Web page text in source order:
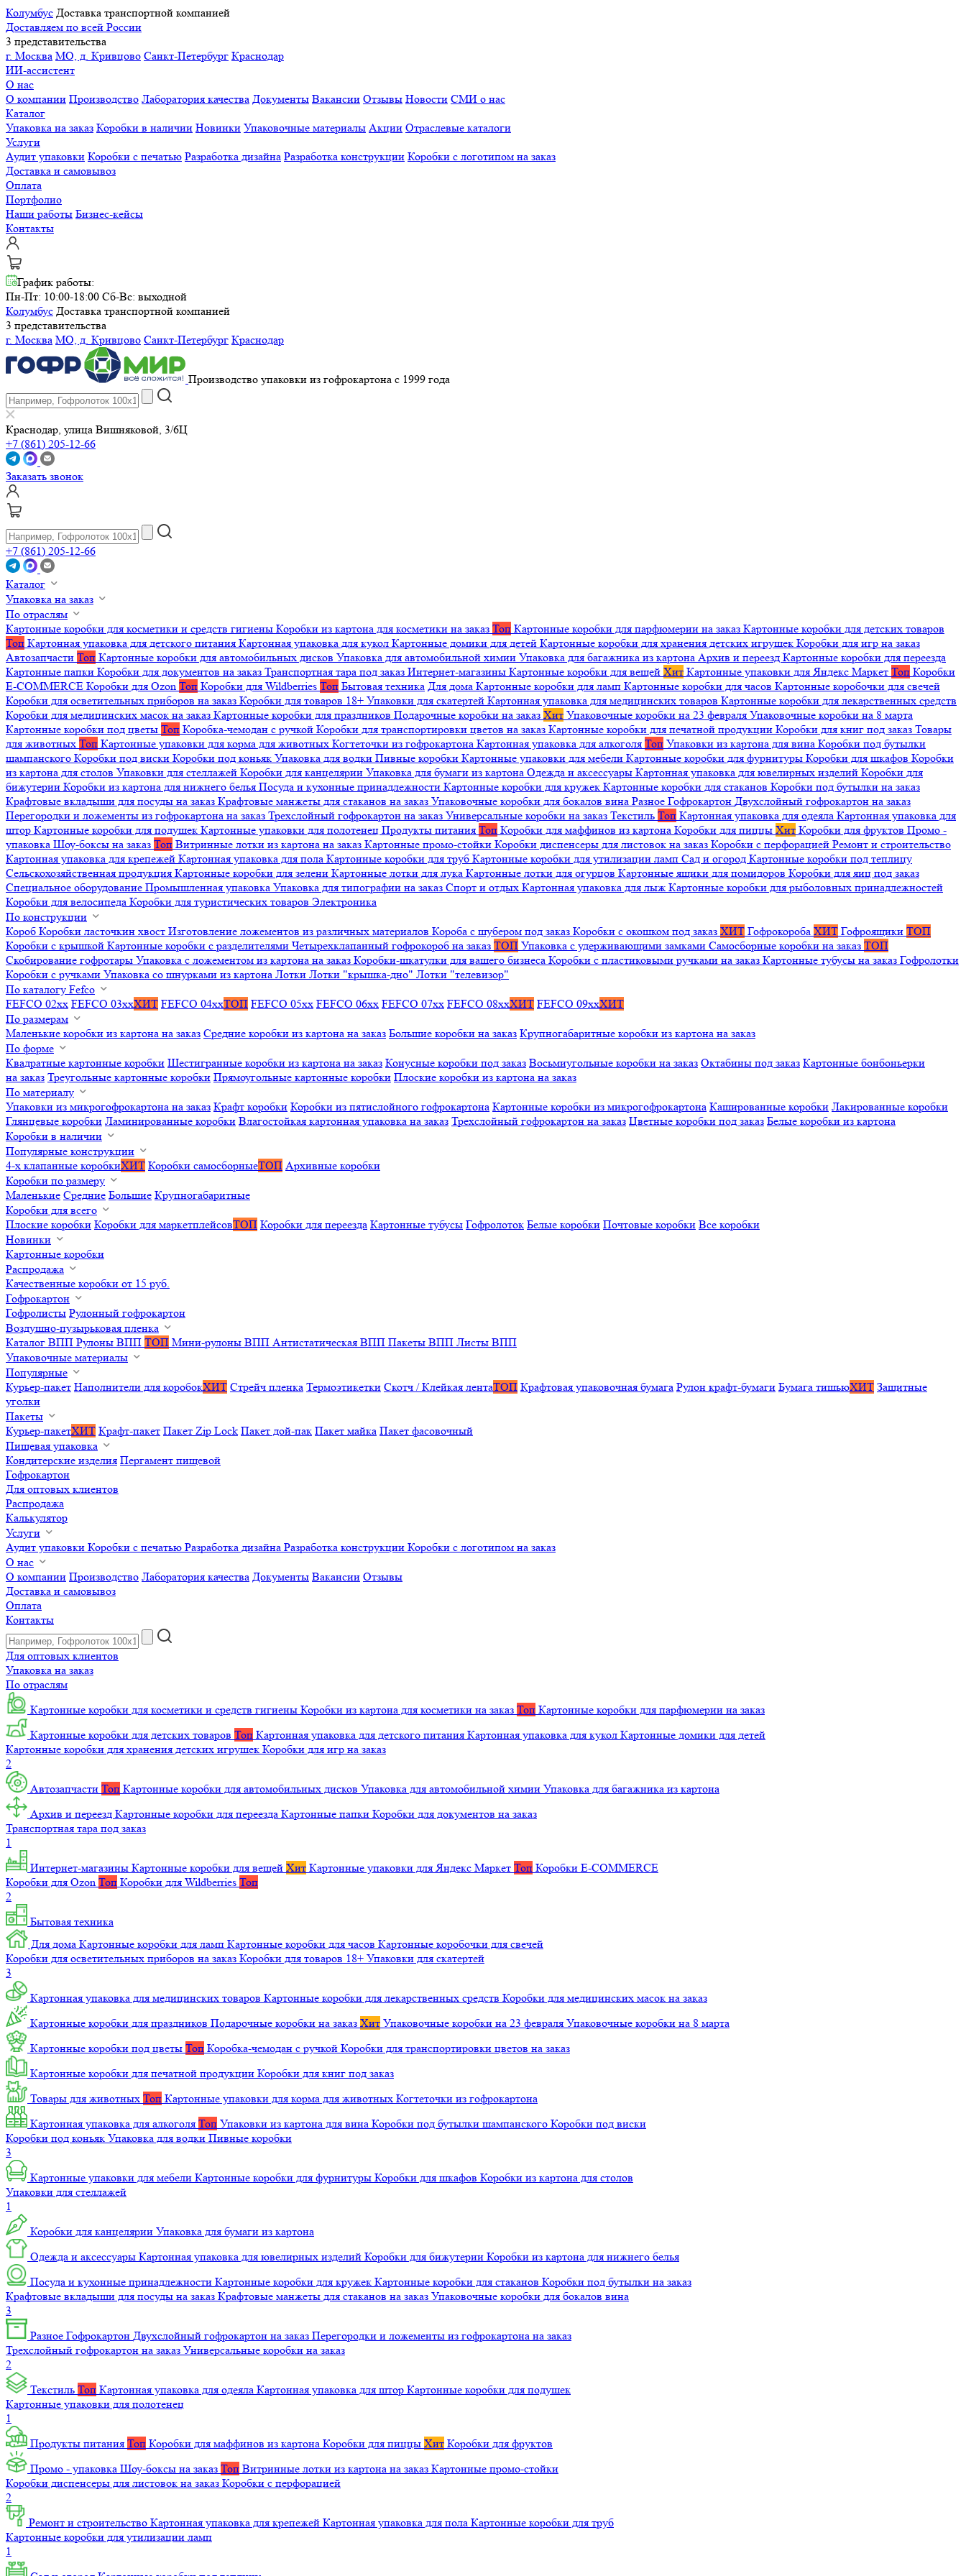
Колумбус Доставка транспортной компанией
Доставляем по всей России
3 представительства
г. Москва МО, д. Кривцово Санкт-Петербург Краснодар
ИИ-ассистент
О нас
О компании Производство Лаборатория качества Документы Вакансии Отзывы Новости СМИ о нас
Каталог
Упаковка на заказ Коробки в наличии Новинки Упаковочные материалы Акции Отраслевые каталоги
Услуги
Аудит упаковки Коробки с печатью Разработка дизайна Разработка конструкции Коробки с логотипом на заказ
Доставка и самовывоз
Оплата
Портфолио
Наши работы Бизнес-кейсы
Контакты
График работы:
Пн-Пт: 10:00-18:00 Сб-Вс: выходной
Колумбус Доставка транспортной компанией
3 представительства
г. Москва МО, д. Кривцово Санкт-Петербург Краснодар
Производство упаковки из гофрокартона с 1999 года
Краснодар, улица Вишняковой, 3/6Ц
+7 (861) 205-12-66
Заказать звонок
+7 (861) 205-12-66
Каталог
Упаковка на заказ
По отраслям
Картонные коробки для косметики и средств гигиены Коробки из картона для косметики на заказ Топ Картонные коробки для парфюмерии на заказ Картонные коробки для детских товаров
Топ Картонная упаковка для детского питания Картонная упаковка для кукол Картонные домики для детей Картонные коробки для хранения детских игрушек Коробки для игр на заказ
Автозапчасти Топ Картонные коробки для автомобильных дисков Упаковка для автомобильной химии Упаковка для багажника из картона Архив и переезд Картонные коробки для переезда
Картонные папки Коробки для документов на заказ Транспортная тара под заказ Интернет-магазины Картонные коробки для вещей Хит Картонные упаковки для Яндекс Маркет Топ Коробки
E-COMMERCE Коробки для Ozon Топ Коробки для Wildberries Топ Бытовая техника Для дома Картонные коробки для ламп Картонные коробки для часов Картонные коробочки для свечей
Коробки для осветительных приборов на заказ Коробки для товаров 18+ Упаковки для скатертей Картонная упаковка для медицинских товаров Картонные коробки для лекарственных средств
Коробки для медицинских масок на заказ Картонные коробки для праздников Подарочные коробки на заказ Хит Упаковочные коробки на 23 февраля Упаковочные коробки на 8 марта
Картонные коробки под цветы Топ Коробка-чемодан с ручкой Коробки для транспортировки цветов на заказ Картонные коробки для печатной продукции Коробки для книг под заказ Товары
для животных Топ Картонные упаковки для корма для животных Когтеточки из гофрокартона Картонная упаковка для алкоголя Топ Упаковки из картона для вина Коробки под бутылки
шампанского Коробки под виски Коробки под коньяк Упаковка для водки Пивные коробки Картонные упаковки для мебели Картонные коробки для фурнитуры Коробки для шкафов Коробки
из картона для столов Упаковки для стеллажей Коробки для канцелярии Упаковка для бумаги из картона Одежда и аксессуары Картонная упаковка для ювелирных изделий Коробки для
бижутерии Коробки из картона для нижнего белья Посуда и кухонные принадлежности Картонные коробки для кружек Картонные коробки для стаканов Коробки под бутылки на заказ
Крафтовые вкладыши для посуды на заказ Крафтовые манжеты для стаканов на заказ Упаковочные коробки для бокалов вина Разное Гофрокартон Двухслойный гофрокартон на заказ
Перегородки и ложементы из гофрокартона на заказ Трехслойный гофрокартон на заказ Универсальные коробки на заказ Текстиль Топ Картонная упаковка для одеяла Картонная упаковка для
штор Картонные коробки для подушек Картонные упаковки для полотенец Продукты питания Топ Коробки для маффинов из картона Коробки для пиццы Хит Коробки для фруктов Промо -
упаковка Шоу-боксы на заказ Топ Витринные лотки из картона на заказ Картонные промо-стойки Коробки диспенсеры для листовок на заказ Коробки с перфорацией Ремонт и строительство
Картонная упаковка для крепежей Картонная упаковка для пола Картонные коробки для труб Картонные коробки для утилизации ламп Сад и огород Картонные коробки под теплицу
Сельскохозяйственная продукция Картонные коробки для зелени Картонные лотки для лука Картонные лотки для огурцов Картонные ящики для помидоров Коробки для яиц под заказ
Специальное оборудование Промышленная упаковка Упаковка для типографии на заказ Спорт и отдых Картонная упаковка для лыж Картонные коробки для рыболовных принадлежностей
Коробки для велосипеда Коробки для туристических товаров Электроника
По конструкции
Короб Коробки ласточкин хвост Изготовление ложементов из различных материалов Короба с шубером под заказ Коробки с окошком под заказ ХИТ Гофрокороба ХИТ Гофроящики ТОП
Коробки с крышкой Картонные коробки с разделителями Четырехклапанный гофрокороб на заказ ТОП Упаковка с удерживающими замками Самосборные коробки на заказ ТОП
Скобирование гофротары Упаковка с ложементом из картона на заказ Коробки-шкатулки для вашего бизнеса Коробки с пластиковыми ручками на заказ Картонные тубусы на заказ Гофролотки
Коробки с ручками Упаковка со шнурками из картона Лотки Лотки "крышка-дно" Лотки "телевизор"
По каталогу Fefco
FEFCO 02xx FEFCO 03xxХИТ FEFCO 04xxТОП FEFCO 05xx FEFCO 06xx FEFCO 07xx FEFCO 08xxХИТ FEFCO 09xxХИТ
По размерам
Маленькие коробки из картона на заказ Средние коробки из картона на заказ Большие коробки на заказ Крупногабаритные коробки из картона на заказ
По форме
Квадратные картонные коробки Шестигранные коробки из картона на заказ Конусные коробки под заказ Восьмиугольные коробки на заказ Октабины под заказ Картонные бонбоньерки
на заказ Треугольные картонные коробки Прямоугольные картонные коробки Плоские коробки из картона на заказ
По материалу
Упаковки из микрогофрокартона на заказ Крафт коробки Коробки из пятислойного гофрокартона Картонные коробки из микрогофрокартона Кашированные коробки Лакированные коробки
Глянцевые коробки Ламинированные коробки Влагостойкая картонная упаковка на заказ Трехслойный гофрокартон на заказ Цветные коробки под заказ Белые коробки из картона
Коробки в наличии
Популярные конструкции
4-х клапанные коробкиХИТ Коробки самосборныеТОП Архивные коробки
Коробки по размеру
Маленькие Средние Большие Крупногабаритные
Коробки для всего
Плоские коробки Коробки для маркетплейсовТОП Коробки для переезда Картонные тубусы Гофролоток Белые коробки Почтовые коробки Все коробки
Новинки
Картонные коробки
Распродажа
Качественные коробки от 15 руб.
Гофрокартон
Гофролисты Рулонный гофрокартон
Воздушно-пузырьковая пленка
Каталог ВПП Рулоны ВПП ТОП Мини-рулоны ВПП Антистатическая ВПП Пакеты ВПП Листы ВПП
Упаковочные материалы
Популярные
Курьер-пакет Наполнители для коробокХИТ Стрейч пленка Термоэтикетки Скотч / Клейкая лентаТОП Крафтовая упаковочная бумага Рулон крафт-бумаги Бумага тишьюХИТ Защитные
уголки
Пакеты
Курьер-пакетХИТ Крафт-пакет Пакет Zip Lock Пакет дой-пак Пакет майка Пакет фасовочный
Пищевая упаковка
Кондитерские изделия Пергамент пищевой
Гофрокартон
Для оптовых клиентов
Распродажа
Калькулятор
Услуги
Аудит упаковки Коробки с печатью Разработка дизайна Разработка конструкции Коробки с логотипом на заказ
О нас
О компании Производство Лаборатория качества Документы Вакансии Отзывы
Доставка и самовывоз
Оплата
Контакты
Для оптовых клиентов
Упаковка на заказ
По отраслям
Картонные коробки для косметики и средств гигиены Коробки из картона для косметики на заказ Топ Картонные коробки для парфюмерии на заказ
Картонные коробки для детских товаров Топ Картонная упаковка для детского питания Картонная упаковка для кукол Картонные домики для детей
Картонные коробки для хранения детских игрушек Коробки для игр на заказ
2
Автозапчасти Топ Картонные коробки для автомобильных дисков Упаковка для автомобильной химии Упаковка для багажника из картона
Архив и переезд Картонные коробки для переезда Картонные папки Коробки для документов на заказ
Транспортная тара под заказ
1
Интернет-магазины Картонные коробки для вещей Хит Картонные упаковки для Яндекс Маркет Топ Коробки E-COMMERCE
Коробки для Ozon Топ Коробки для Wildberries Топ
2
Бытовая техника
Для дома Картонные коробки для ламп Картонные коробки для часов Картонные коробочки для свечей
Коробки для осветительных приборов на заказ Коробки для товаров 18+ Упаковки для скатертей
3
Картонная упаковка для медицинских товаров Картонные коробки для лекарственных средств Коробки для медицинских масок на заказ
Картонные коробки для праздников Подарочные коробки на заказ Хит Упаковочные коробки на 23 февраля Упаковочные коробки на 8 марта
Картонные коробки под цветы Топ Коробка-чемодан с ручкой Коробки для транспортировки цветов на заказ
Картонные коробки для печатной продукции Коробки для книг под заказ
Товары для животных Топ Картонные упаковки для корма для животных Когтеточки из гофрокартона
Картонная упаковка для алкоголя Топ Упаковки из картона для вина Коробки под бутылки шампанского Коробки под виски
Коробки под коньяк Упаковка для водки Пивные коробки
3
Картонные упаковки для мебели Картонные коробки для фурнитуры Коробки для шкафов Коробки из картона для столов
Упаковки для стеллажей
1
Коробки для канцелярии Упаковка для бумаги из картона
Одежда и аксессуары Картонная упаковка для ювелирных изделий Коробки для бижутерии Коробки из картона для нижнего белья
Посуда и кухонные принадлежности Картонные коробки для кружек Картонные коробки для стаканов Коробки под бутылки на заказ
Крафтовые вкладыши для посуды на заказ Крафтовые манжеты для стаканов на заказ Упаковочные коробки для бокалов вина
3
Разное Гофрокартон Двухслойный гофрокартон на заказ Перегородки и ложементы из гофрокартона на заказ
Трехслойный гофрокартон на заказ Универсальные коробки на заказ
2
Текстиль Топ Картонная упаковка для одеяла Картонная упаковка для штор Картонные коробки для подушек
Картонные упаковки для полотенец
1
Продукты питания Топ Коробки для маффинов из картона Коробки для пиццы Хит Коробки для фруктов
Промо - упаковка Шоу-боксы на заказ Топ Витринные лотки из картона на заказ Картонные промо-стойки
Коробки диспенсеры для листовок на заказ Коробки с перфорацией
2
Ремонт и строительство Картонная упаковка для крепежей Картонная упаковка для пола Картонные коробки для труб
Картонные коробки для утилизации ламп
1